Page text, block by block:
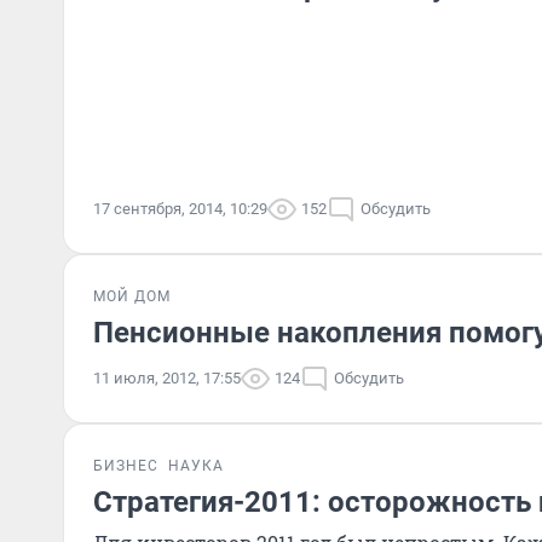
17 сентября, 2014, 10:29 152 Обсудить
МОЙ ДОМ
Пенсионные накопления
11 июля, 2012, 17:55 124 Обсудить
БИЗНЕС НАУКА
Стратегия-2011: осторожность